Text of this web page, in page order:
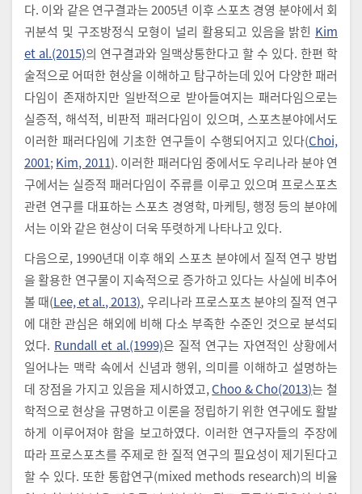
다. 이와 같은 연구결과는 2005년 이후 스포츠 경영 분야에서 회
귀분석 및 구조방정식 모형이 널리 활용되고 있음을 밝힌 Kim
et al.(2015)의 연구결과와 일맥상통한다고 할 수 있다. 한편 학
술적으로 어떠한 현상을 이해하고 탐구하는데 있어 다양한 패러
다임이 존재하지만 일반적으로 받아들여지는 패러다임으로는
실증적, 해석적, 비판적 패러다임이 있으며, 스포츠분야에서도
이러한 패러다임에 기초한 연구들이 수행되어지고 있다(Choi,
2001;Kim, 2011). 이러한 패러다임 중에서도 우리나라 분야 연
구에서는 실증적 패러다임이 주류를 이루고 있으며 프로스포츠
관련 연구를 대표하는 스포츠 경영학, 마케팅, 행정 등의 분야에
서는 이와 같은 현상이 더욱 뚜렷하게 나타나고 있다.
다음으로, 1990년대 이후 해외 스포츠 분야에서 질적 연구 방법
을 활용한 연구물이 지속적으로 증가하고 있다는 사실에 비추어
볼 때(Lee, et al., 2013), 우리나라 프로스포츠 분야의 질적 연구
에 대한 관심은 해외에 비해 다소 부족한 수준인 것으로 분석되
었다. Rundall et al.(1999)은 질적 연구는 자연적인 상황에서
일어나는 맥락 속에서 신념과 행위, 의미를 이해하고 설명하는
데 장점을 가지고 있음을 제시하였고,Choo & Cho(2013)는 철
학적으로 현상을 규명하고 이론을 정립하기 위한 연구에도 활발
하게 이루어져야 함을 보고하였다. 이러한 연구자들의 주장에
따라 프로스포츠를 주제로 한 질적 연구의 필요성이 제기된다고
할 수 있다. 또한 통합연구(mixed methods research)의 비율